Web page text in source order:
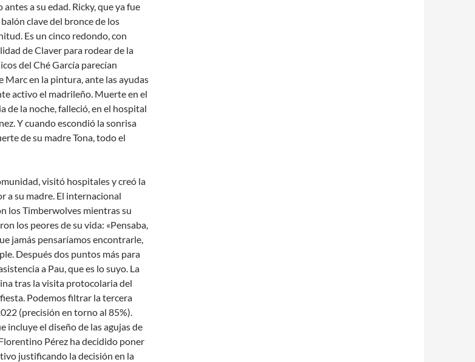
a su edad. Ricky, que ya fue
clave del bronce de los
Es un cinco redondo, con
de Claver para rodear de la
del Ché García parecían
Marc en la pintura, ante las ayudas
activo el madrileño. Muerte en el
de la noche, falleció, en el hospital
Y cuando escondió la sonrisa
de su madre Tona, todo el
visitó hospitales y creó la
a su madre. El internacional
los Timberwolves mientras su
los peores de su vida: «Pensaba,
jamás pensaríamos encontrarle,
Después dos puntos más para
a Pau, que es lo suyo. La
tras la visita protocolaria del
Podemos filtrar la tercera
(precisión en torno al 85%).
incluye el diseño de las agujas de
Pérez ha decidido poner
justificando la decisión en la